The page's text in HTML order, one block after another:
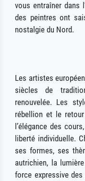
vous entraîner dans
des peintres ont
nostalgie du Nord.
Les artistes
siècles de
renouvelée. Les
rébellion et le
l’élégance des
liberté individuelle.
ses formes, ses
autrichien, la
force expressive